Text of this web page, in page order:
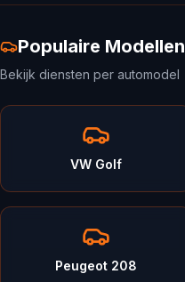
Populaire Modellen
Bekijk diensten per automodel
VW Golf
Peugeot 208